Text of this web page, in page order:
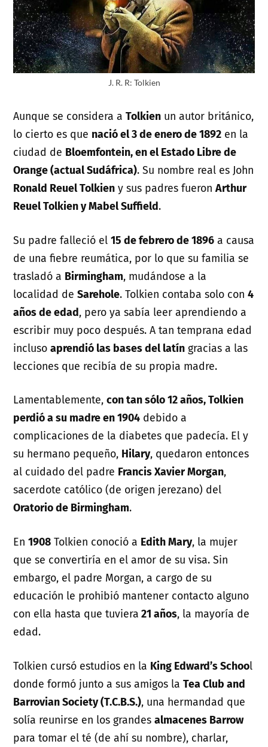
J. R. R: Tolkien
Aunque se considera aTolkien un autor británico,
lo cierto es que nació el 3 de enero de 1892 en la
ciudad de Bloemfontein, en el Estado Libre de
Orange (actual Sudáfrica). Su nombre real es John
Ronald Reuel Tolkien y sus padres fueronArthur
Reuel Tolkien y Mabel Suffield.
Su padre falleció el15 de febrero de 1896 a causa
de una fiebre reumática, por lo que su familia se
trasladó a Birmingham, mudándose a la
localidad deSarehole. Tolkien contaba solo con4
años de edad, pero ya sabía leer aprendiendo a
escribir muy poco después. A tan temprana edad
inclusoaprendió las bases del latín gracias a las
lecciones que recibía de su propia madre.
Lamentablemente,con tan sólo 12 años, Tolkien
perdió a su madre en 1904 debido a
complicaciones de la diabetes que padecía. El y
su hermano pequeño, Hilary, quedaron entonces
al cuidado del padre Francis Xavier Morgan,
sacerdote católico (de origen jerezano) del
Oratorio de Birmingham.
En1908 Tolkien conoció a Edith Mary, la mujer
que se convertiría en el amor de su visa. Sin
embargo, el padre Morgan, a cargo de su
educación le prohibió mantener contacto alguno
con ella hasta que tuviera 21 años, la mayoría de
edad.
Tolkien cursó estudios en la King Edward’s School
donde formó junto a sus amigos laTea Club and
Barrovian Society (T.C.B.S.), una hermandad que
solía reunirse en los grandesalmacenes Barrow
para tomar el té (de ahí su nombre), charlar,